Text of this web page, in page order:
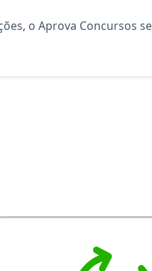
o Aprova Concursos se